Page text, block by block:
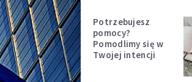
Potrzebujesz
pomocy?
Pomodlimy się w
Twojej intencji